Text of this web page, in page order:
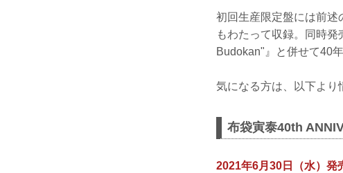
初回生産限定盤には前述
もわたって収録。同時
Budokan"』と併せて40
気になる方は、以下より
布袋寅泰40th
2021年6月30日（水）発